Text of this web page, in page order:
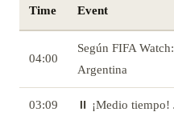
Time Event
04:00
Según FIFA
Argentina
03:09 ⏸️ ¡Medio tiempo!